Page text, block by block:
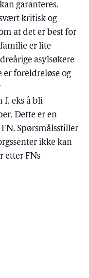
garanteres.
kritisk og
at det er best for
er lite
asylsøkere
foreldreløse og
f. eks å bli
Dette er en
Spørsmålsstiller
ikke kan
etter FNs